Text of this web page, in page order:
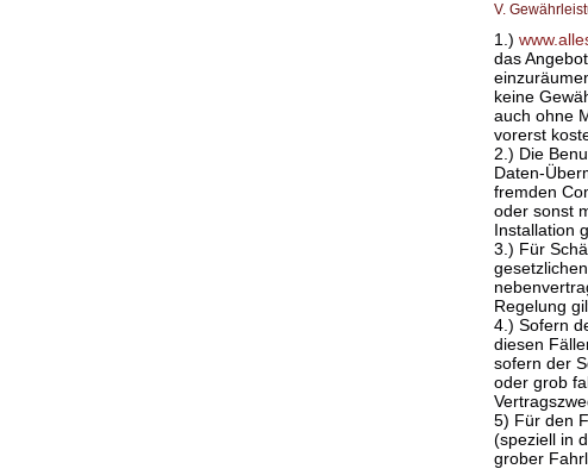
V.
1.)
das
keine
auch ohne
vorerst
2.) Die
Daten-
fremden
oder sonst
Installation
3.) Für
Regelung
4.) Sofern
diesen
sofern der
oder grob
5) Für den
(speziell in
grober